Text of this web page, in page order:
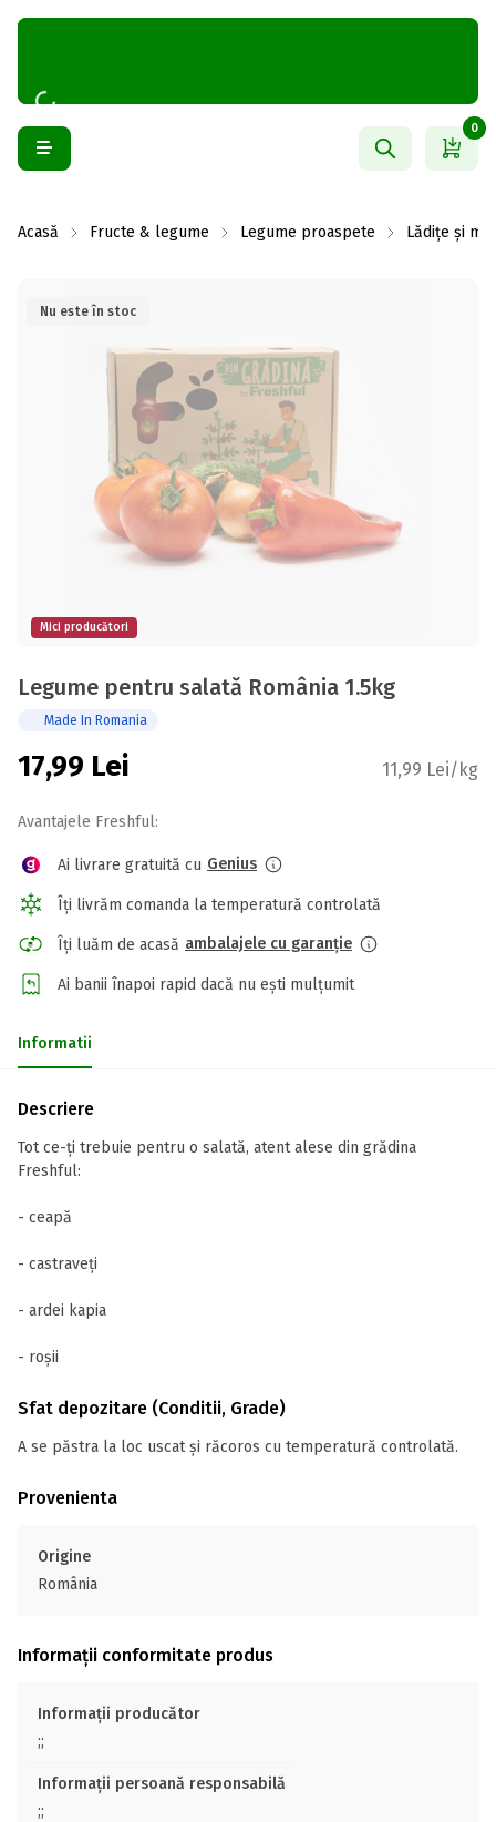
0
Acasă Fructe & legume Legume proaspete Lădițe și
Nu este în stoc
Mici producători
Legume pentru salată România 1.5kg
Made In Romania
17,99 Lei 11,99 Lei/kg
Avantajele Freshful:
Ai livrare gratuită cu Genius
Îți livrăm comanda la temperatură controlată
Îți luăm de acasă ambalajele cu garanție
Ai banii înapoi rapid dacă nu ești mulțumit
Informatii
Descriere
Tot ce-ți trebuie pentru o salată, atent alese din grădina
Freshful:
- ceapă
- castraveți
- ardei kapia
- roșii
Sfat depozitare (Conditii, Grade)
A se păstra la loc uscat și răcoros cu temperatură controlată.
Provenienta
Origine
România
Informații conformitate produs
Informații producător
;;
Informații persoană responsabilă
;;